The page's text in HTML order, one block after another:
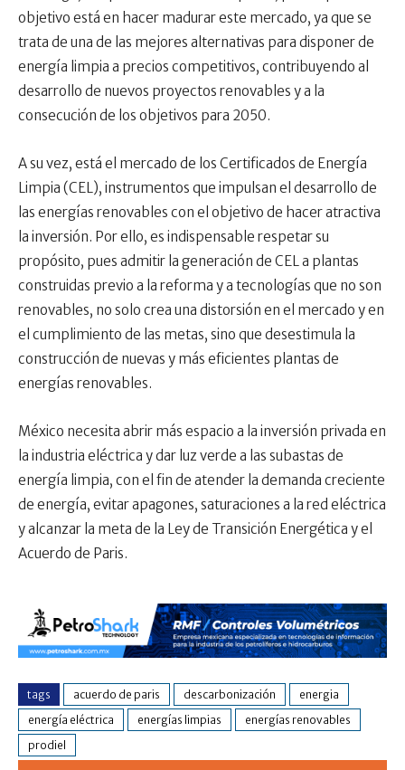
objetivo está en hacer madurar este mercado, ya que se
trata de una de las mejores alternativas para disponer de
energía limpia a precios competitivos, contribuyendo al
desarrollo de nuevos proyectos renovables y a la
consecución de los objetivos para 2050.
A su vez, está el mercado de los Certificados de Energía
Limpia (CEL), instrumentos que impulsan el desarrollo de
las energías renovables con el objetivo de hacer atractiva
la inversión. Por ello, es indispensable respetar su
propósito, pues admitir la generación de CEL a plantas
construidas previo a la reforma y a tecnologías que no son
renovables, no solo crea una distorsión en el mercado y en
el cumplimiento de las metas, sino que desestimula la
construcción de nuevas y más eficientes plantas de
energías renovables.
México necesita abrir más espacio a la inversión privada en
la industria eléctrica y dar luz verde a las subastas de
energía limpia, con el fin de atender la demanda creciente
de energía, evitar apagones, saturaciones a la red eléctrica
y alcanzar la meta de la Ley de Transición Energética y el
Acuerdo de Paris.
tags acuerdo de paris descarbonización
energia
energía eléctrica
energías limpias
energías renovables
prodiel